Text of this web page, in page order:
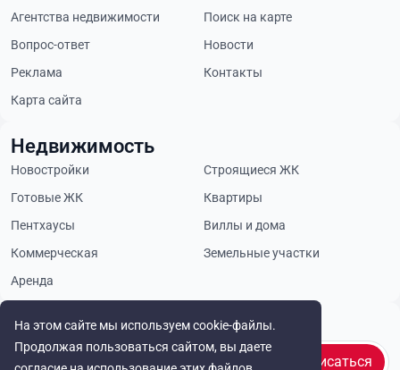
На этом сайте мы используем cookie-файлы.
Продолжая пользоваться сайтом, вы даете
Будьте в курсе
Подписаться
Агентства недвижимости
Поиск на карте
Вопрос-ответ
Новости
Реклама
Контакты
Карта сайта
Недвижимость
Новостройки
Строящиеся ЖК
Готовые ЖК
Квартиры
Пентхаусы
Виллы и дома
Коммерческая
Земельные участки
Аренда